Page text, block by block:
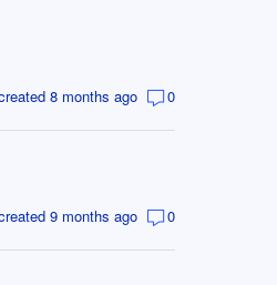
8 months ago 0
9 months ago 0